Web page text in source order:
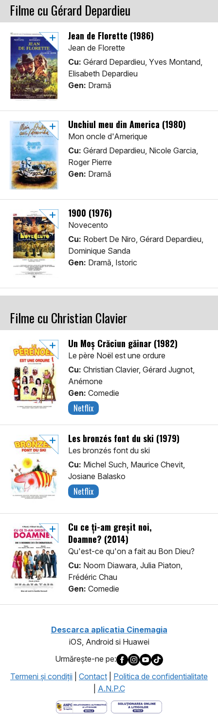
Filme cu Gérard Depardieu
Jean de Florette (1986)
Jean de Florette
Cu: Gérard Depardieu, Yves Montand,
Elisabeth Depardieu
Gen: Dramă
Unchiul meu din America (1980)
Mon oncle d'Amerique
Cu: Gérard Depardieu, Nicole Garcia,
Roger Pierre
Gen: Dramă
1900 (1976)
Novecento
Cu: Robert De Niro, Gérard Depardieu,
Dominique Sanda
Gen: Dramă, Istoric
Filme cu Christian Clavier
Un Moș Crăciun găinar (1982)
Le père Noël est une ordure
Cu: Christian Clavier, Gérard Jugnot,
Anémone
Gen: Comedie
Netflix
Les bronzés font du ski (1979)
Les bronzés font du ski
Cu: Michel Such, Maurice Chevit,
Josiane Balasko
Netflix
Cu ce ți-am greșit noi,
Doamne? (2014)
Qu'est-ce qu'on a fait au Bon Dieu?
Cu: Noom Diawara, Julia Piaton,
Frédéric Chau
Gen: Comedie
Descarca aplicatia Cinemagia
iOS, Android si Huawei
Urmăreşte-ne pe:
Termeni şi condiţii
Contact
Politica de confidentialitate
A.N.P.C